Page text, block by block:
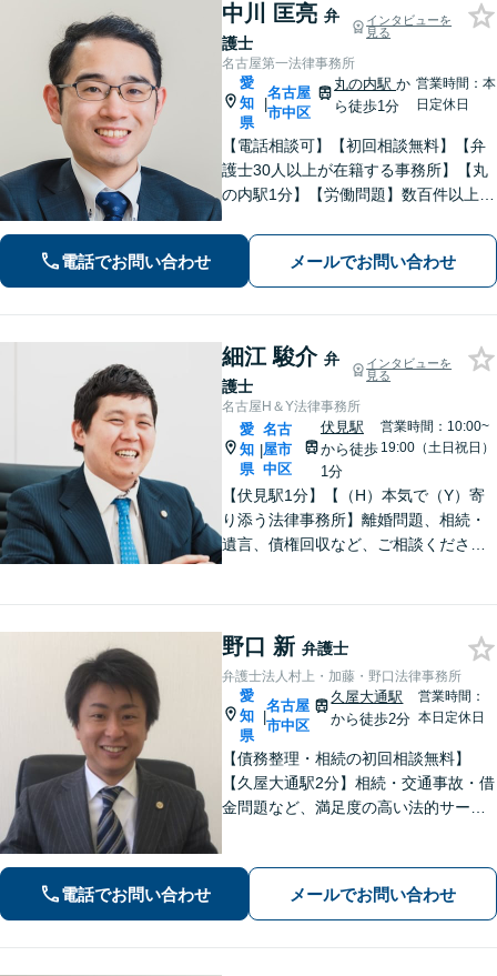
中川 匡亮 弁
護士
インタビューを
見る
名古屋第一法律事務所
愛
知
県
|
名古屋
市中区
丸の内駅か
ら徒歩1分
営業時間：本
日定休日
【電話相談可】【初回相談無料】【弁
護士30人以上が在籍する事務所】【丸
の内駅1分】【労働問題】数百件以上の
害など。企業法務、相続、交通事故､不
動産、離婚問題、などもお任せくださ
い
電話でお問い合わせ メールでお問い合わせ
細江 駿介 弁
護士
インタビューを
見る
名古屋H＆Y法律事務所
愛
知
県
|
名古
屋市
中区
伏見駅
から徒歩
1分
営業時間：10:00~
19:00（土日祝日）
【伏見駅1分】【（H）本気で（Y）寄
り添う法律事務所】離婚問題、相続・
遺言、債権回収など、ご相談くださ
意対応いたします。【Web面談対応
可】
野口 新 弁護士
弁護士法人村上・加藤・野口法律事務所
愛
知
県
|
名古屋
市中区
久屋大通駅
から徒歩2分
営業時間：
本日定休日
【債務整理・相続の初回相談無料】
【久屋大通駅2分】相続・交通事故・借
金問題など、満足度の高い法的サービ
重ねつつ、誠実に相談者と向き合い続
けます。お気軽にご相談ください。
電話でお問い合わせ メールでお問い合わせ